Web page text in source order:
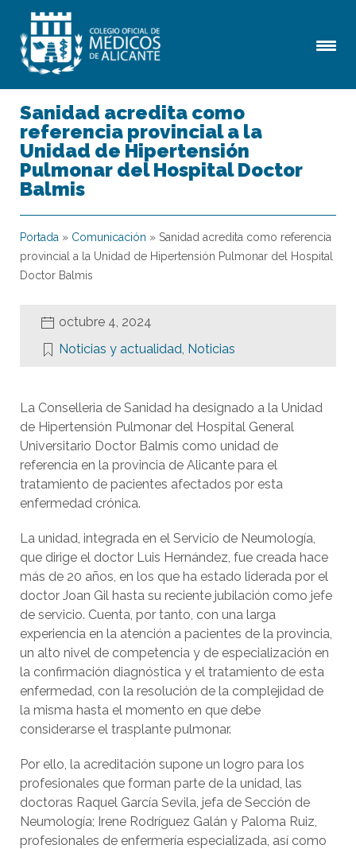
Sanidad acredita como
referencia provincial a la
Unidad de Hipertensión
Pulmonar del Hospital Doctor
Balmis
Portada » Comunicación » Sanidad acredita como referencia
provincial a la Unidad de Hipertensión Pulmonar del Hospital
Doctor Balmis
octubre 4, 2024
Noticias y actualidad, Noticias
La Conselleria de Sanidad ha designado a la Unidad
de Hipertensión Pulmonar del Hospital General
Universitario Doctor Balmis como unidad de
referencia en la provincia de Alicante para el
tratamiento de pacientes afectados por esta
enfermedad crónica.
La unidad, integrada en el Servicio de Neumología,
que dirige el doctor Luis Hernández, fue creada hace
más de 20 años, en los que ha estado liderada por el
doctor Joan Gil hasta su reciente jubilación como jefe
de servicio. Cuenta, por tanto, con una larga
experiencia en la atención a pacientes de la provincia,
un alto nivel de competencia y de especialización en
la confirmación diagnóstica y el tratamiento de esta
enfermedad, con la resolución de la complejidad de
la misma hasta el momento en que debe
considerarse el trasplante pulmonar.
Por ello, la acreditación supone un logro para los
profesionales que forman parte de la unidad, las
doctoras Raquel García Sevila, jefa de Sección de
Neumología; Irene Rodríguez Galán y Paloma Ruiz,
profesionales de enfermería especializada, así como